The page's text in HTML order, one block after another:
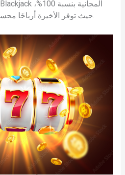
حيث توفر الأخيرة أرباحًا محسنة لامتلاك لعبة البلاك جاك.